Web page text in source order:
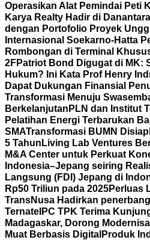
Operasikan Alat Pemindai Peti
Karya Realty Hadir di
dengan Portofolio Proyek
Internasional Soekarno-Hatta
Rombongan di Terminal
2FPatriot Bond Digugat di MK:
Hukum? Ini Kata Prof Henry
Dapat Dukungan Finansial
Transformasi Menuju
Berkelanjutan PLN dan Institut
Pelatihan Energi Terbarukan
SMATransformasi BUMN
5 Tahun Living Lab Ventures
M&A Center untuk Perkuat
Indonesia–Jepang seiring
Langsung (FDI) Jepang di
Rp50 Triliun pada 2025Perluas
TransNusa Hadirkan
Ternate IPC TPK Terima
Madagaskar, Dorong
Muat Berbasis Digital Produk